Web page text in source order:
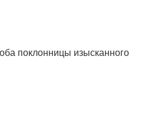
поклонницы изысканного